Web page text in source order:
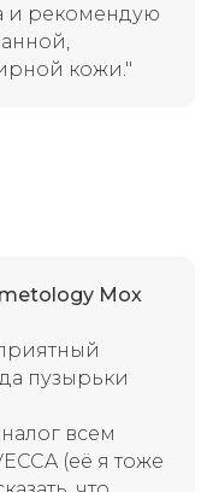
и рекомендую
кожи."
Mox
пузырьки
всем
(её я тоже